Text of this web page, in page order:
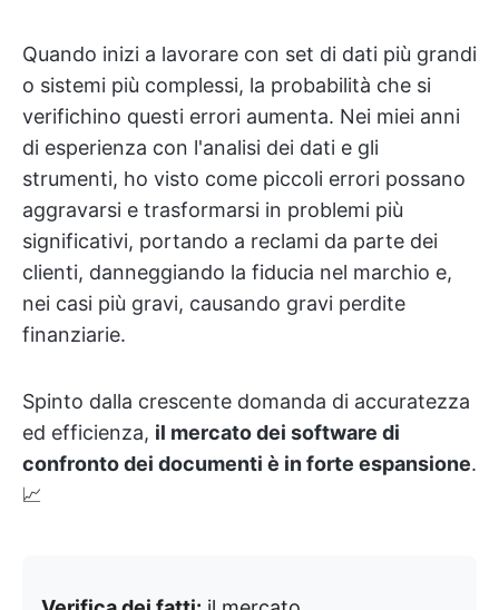
Quando inizi a lavorare con set di dati più grandi
o sistemi più complessi, la probabilità che si
verifichino questi errori aumenta. Nei miei anni
di esperienza con l'analisi dei dati e gli
strumenti, ho visto come piccoli errori possano
aggravarsi e trasformarsi in problemi più
significativi, portando a reclami da parte dei
clienti, danneggiando la fiducia nel marchio e,
nei casi più gravi, causando gravi perdite
finanziarie.
Spinto dalla crescente domanda di accuratezza
ed efficienza, il mercato dei software di
confronto dei documenti è in forte espansione.
📈